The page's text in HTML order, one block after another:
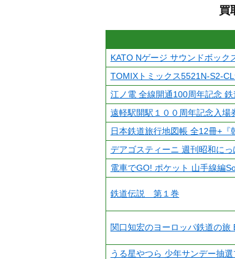
買
KATO Nゲージ サウンドボック
TOMIXトミックス5521N-S2-
江ノ電 全線開通100周年記念
遠軽駅開駅１００周年記念入場
日本鉄道旅行地図帳 全12冊+
デアゴスティーニ 週刊昭和に
電車でGO! ポケット 山手線編
鉄道伝説 第１巻
関口知宏のヨーロッパ鉄道の旅
うる星やつら 少年サンデー抽選